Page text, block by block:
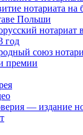
нотариата на
Польши
нотариат
год
союз
премии
— издание